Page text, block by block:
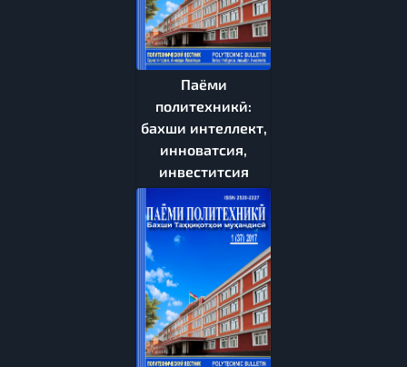
Паёми
политехникӣ:
бахши интеллект,
инноватсия,
инвеститсия